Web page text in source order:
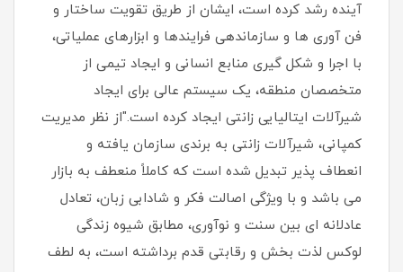
آینده رشد کرده است، ایشان از طریق تقویت ساختار و
فن آوری ها و سازماندهی فرایندها و ابزارهای عملیاتی،
با اجرا و شکل گیری منابع انسانی و ایجاد تیمی از
متخصصان منطقه، یک سیستم عالی برای ایجاد
شیرآلات ایتالیایی زانتی ایجاد کرده است."از نظر مدیریت
کمپانی، شیرآلات زانتی به برندی سازمان یافته و
انعطاف پذیر تبدیل شده است که کاملاً منعطف به بازار
می باشد و با ویژگی اصالت فکر و شادابی زبان، تعادل
عادلانه ای بین سنت و نوآوری، مطابق شیوه زندگی
لوکس لذت بخش و رقابتی قدم برداشته است، به لطف